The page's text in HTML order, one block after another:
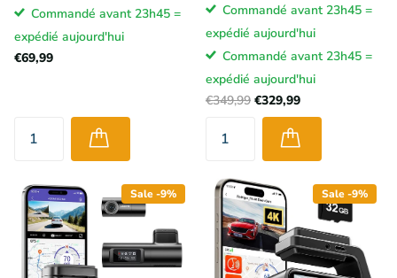
Commandé avant 23h45 =
expédié aujourd'hui
€69,99
Commandé avant 23h45 =
expédié aujourd'hui
Commandé avant 23h45 =
expédié aujourd'hui
€349,99 €329,99
Sale -9% Sale -9%